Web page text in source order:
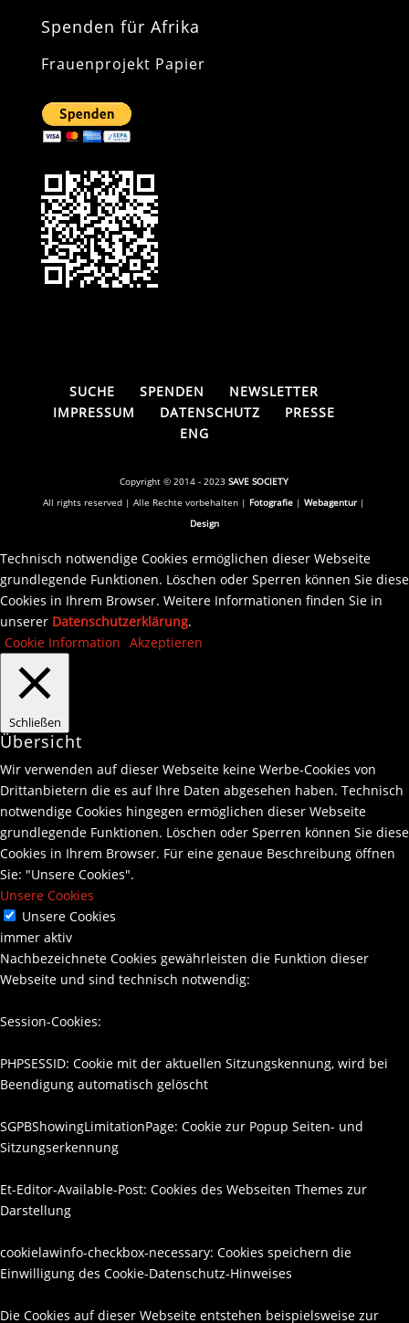
Spenden für Afrika
Frauenprojekt Papier
SUCHE SPENDEN
NEWSLETTER
IMPRESSUM
DATENSCHUTZ
PRESSE
ENG
Copyright © 2014 - 2023SAVE SOCIETY
All rights reserved | Alle Rechte vorbehalten | Fotografie |Webagentur|
Design
Technisch notwendige Cookies ermöglichen dieser Webseite
grundlegende Funktionen. Löschen oder Sperren können Sie diese
Cookies in Ihrem Browser. Weitere Informationen finden Sie in
unserer Datenschutzerklärung.
Cookie Information Akzeptieren
Schließen
Übersicht
Wir verwenden auf dieser Webseite keine Werbe-Cookies von
Drittanbietern die es auf Ihre Daten abgesehen haben. Technisch
notwendige Cookies hingegen ermöglichen dieser Webseite
grundlegende Funktionen. Löschen oder Sperren können Sie diese
Cookies in Ihrem Browser. Für eine genaue Beschreibung öffnen
Sie: "Unsere Cookies".
Unsere Cookies
Unsere Cookies
immer aktiv
Nachbezeichnete Cookies gewährleisten die Funktion dieser
Webseite und sind technisch notwendig:
Session-Cookies:
PHPSESSID: Cookie mit der aktuellen Sitzungskennung, wird bei
Beendigung automatisch gelöscht
SGPBShowingLimitationPage: Cookie zur Popup Seiten- und
Sitzungserkennung
Et-Editor-Available-Post: Cookies des Webseiten Themes zur
Darstellung
cookielawinfo-checkbox-necessary: Cookies speichern die
Einwilligung des Cookie-Datenschutz-Hinweises
Die Cookies auf dieser Webseite entstehen beispielsweise zur